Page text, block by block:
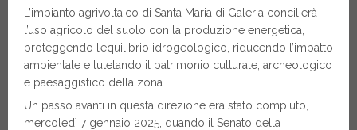
L’impianto agrivoltaico di Santa Maria di Galeria concilierà
l’uso agricolo del suolo con la produzione energetica,
proteggendo l’equilibrio idrogeologico, riducendo l’impatto
ambientale e tutelando il patrimonio culturale, archeologico
e paesaggistico della zona.
Un passo avanti in questa direzione era stato compiuto,
mercoledì 7 gennaio 2025, quando il Senato della